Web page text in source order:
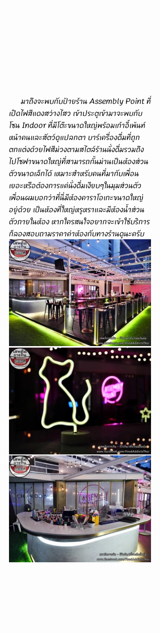
      มาถึงจะพบกับป้ายร้าน Assembly Point ที่
เปิดไฟสีแดงสว่างไสว เข้าประตูเข้ามาจะพบกับ
โซน Indoor ที่มีโต๊ะขนาดใหญ่พร้อมเก้าอี้เพ้นท์
หน้าคนและสัตว์ดูแปลกตา บาร์เครื่องดื่มที่ถูก
ตกแต่งด้วยไฟสีม่วงตามสไตล์ร้านนั่งดื่มรวมถึง
ไปโซฟาขนาดใหญ่ที่สามารถกั้นม่านเป็นห้องส่วน
ตัวขนาดเล็กได้ เหมาะสำหรับคนที่มากับเพื่อน
เยอะหรือต้องการแค่นั่งดื่มเงียบๆในมุมส่วนตัว
เพื่อนผมบอกว่าที่นี่มีห้องคาราโอเกะขนาดใหญ่
อยู่ด้วย เป็นห้องที่ใหญ่หรูหราและมีห้องน้ำส่วน
ตัวภายในห้อง หากใครสนใจอยากจะเข้าใช้บริการ
ก็ลองสอบถามราคาค่าห้องกับทางร้านดูนะครับ